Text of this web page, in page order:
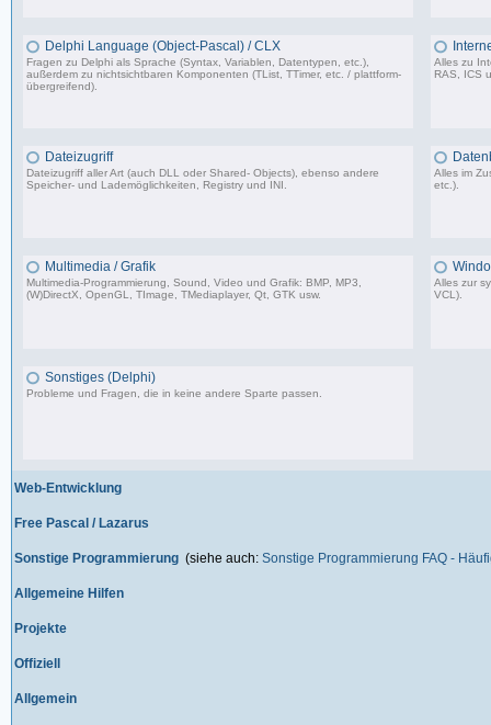
Delphi Language (Object-Pascal) / CLX
Fragen zu Delphi als Sprache (Syntax, Variablen, Datentypen, etc.),
außerdem zu nichtsichtbaren Komponenten (TList, TTimer, etc. / plattform-
übergreifend).
Alles zu
RAS, ICS
Dateizugriff
Dateizugriff aller Art (auch DLL oder Shared- Objects), ebenso andere
Speicher- und Lademöglichkeiten, Registry und INI.
Alles im
etc.).
Multimedia / Grafik
Multimedia-Programmierung, Sound, Video und Grafik: BMP, MP3,
(W)DirectX, OpenGL, TImage, TMediaplayer, Qt, GTK usw.
Alles zur
VCL).
Sonstiges (Delphi)
Probleme und Fragen, die in keine andere Sparte passen.
Web-Entwicklung
Free Pascal / Lazarus
Sonstige Programmierung (siehe auch: Sonstige Programmierung FAQ -
Allgemeine Hilfen
Projekte
Offiziell
Allgemein